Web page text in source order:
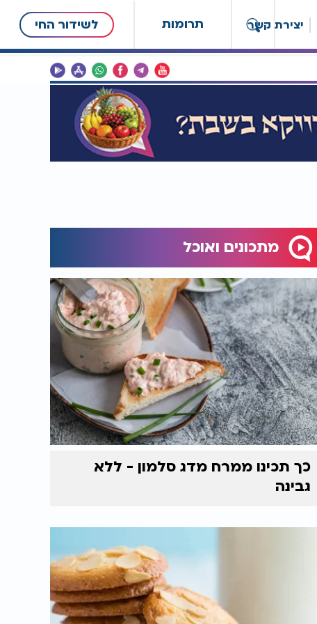
תרומות לשידור החי יצירת קשר
מתכונים ואוכל
כך תכינו ממרח מדג סלמון - ללא
גבינה